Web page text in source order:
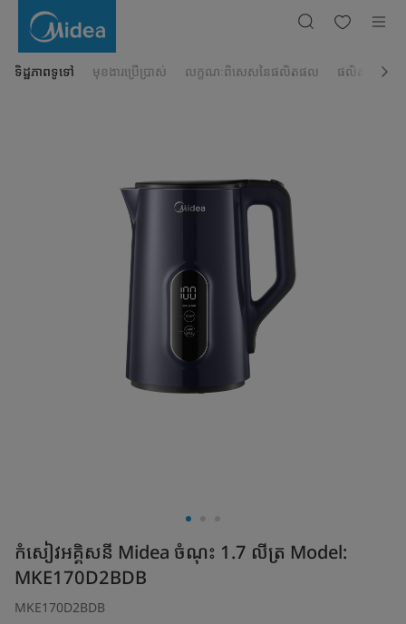
Model:
MKE170D2BDB
ទិដ្ឋភាពទូទៅ មុខងារប្រើប្រាស់ លក្ខណៈពិសេសនៃផលិតផល ផលិតផលដែល
កំសៀវអគ្គិសនី Midea ចំណុះ 1.7 លីត្រ Model:
MKE170D2BDB
MKE170D2BDB